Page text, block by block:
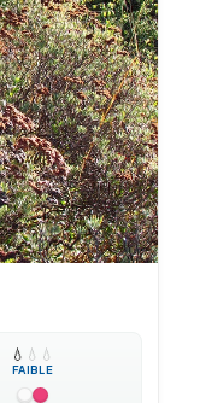
💧 💧 💧
FAIBLE